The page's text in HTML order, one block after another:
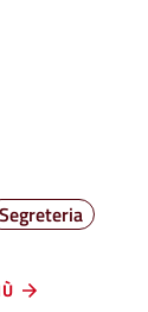
Segreteria